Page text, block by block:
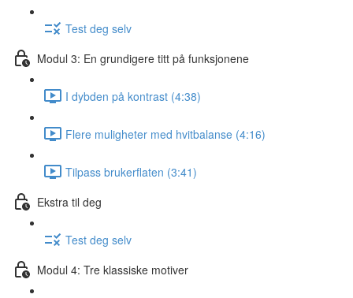
Test deg selv
Modul 3: En grundigere titt på funksjonene
I dybden på kontrast (4:38)
Flere muligheter med hvitbalanse (4:16)
Tilpass brukerflaten (3:41)
Ekstra til deg
Test deg selv
Modul 4: Tre klassiske motiver